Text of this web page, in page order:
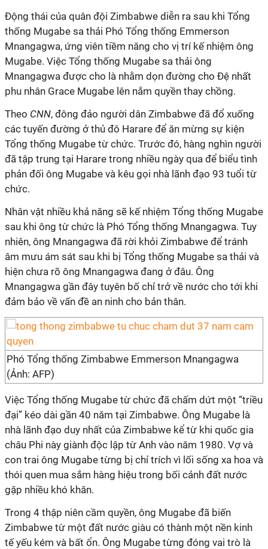
Động thái của quân đội Zimbabwe diễn ra sau khi Tổng
thống Mugabe sa thải Phó Tổng thống Emmerson
Mnangagwa, ứng viên tiềm năng cho vị trí kế nhiệm ông
Mugabe. Việc Tổng thống Mugabe sa thải ông
Mnangagwa được cho là nhằm dọn đường cho Đệ nhất
phu nhân Grace Mugabe lên nắm quyền thay chồng.
Theo CNN, đông đảo người dân Zimbabwe đã đổ xuống
các tuyến đường ở thủ đô Harare để ăn mừng sự kiện
Tổng thống Mugabe từ chức. Trước đó, hàng nghìn người
đã tập trung tại Harare trong nhiều ngày qua để biểu tình
phản đối ông Mugabe và kêu gọi nhà lãnh đạo 93 tuổi từ
chức.
Nhân vật nhiều khả năng sẽ kế nhiệm Tổng thống Mugabe
sau khi ông từ chức là Phó Tổng thống Mnangagwa. Tuy
nhiên, ông Mnangagwa đã rời khỏi Zimbabwe để tránh
âm mưu ám sát sau khi bị Tổng thống Mugabe sa thải và
hiện chưa rõ ông Mnangagwa đang ở đâu. Ông
Mnangagwa gần đây tuyên bố chỉ trở về nước cho tới khi
đảm bảo về vấn đề an ninh cho bản thân.
Phó Tổng thống Zimbabwe Emmerson Mnangagwa
(Ảnh: AFP)
Việc Tổng thống Mugabe từ chức đã chấm dứt một “triều
đại” kéo dài gần 40 năm tại Zimbabwe. Ông Mugabe là
nhà lãnh đạo duy nhất của Zimbabwe kể từ khi quốc gia
châu Phi này giành độc lập từ Anh vào năm 1980. Vợ và
con trai ông Mugabe từng bị chỉ trích vì lối sống xa hoa và
thói quen mua sắm hàng hiệu trong bối cảnh đất nước
gặp nhiều khó khăn.
Trong 4 thập niên cầm quyền, ông Mugabe đã biến
Zimbabwe từ một đất nước giàu có thành một nền kinh
tế yếu kém và bất ổn. Ông Mugabe từng đóng vai trò là